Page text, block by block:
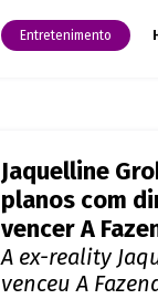
Entretenimento
Jaquelline
planos com
vencer A
A ex-reality
venceu A